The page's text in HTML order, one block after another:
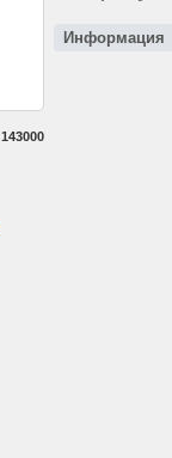
143000
Информация